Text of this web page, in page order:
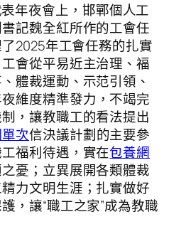
年夜會上， 邯鄲個人工
記魏全紅所作的工會任
2025年工會任務的扎實
會從平易近主治理、福
體裁運動、示范引領、
維度精準發力，不竭完
，讓教職工的看法提出
次信決議計劃的主要參
福利待遇，實在包養網
憂；立異展開各類體裁
力文明生涯；扎實做好
，讓“職工之家”成為教職